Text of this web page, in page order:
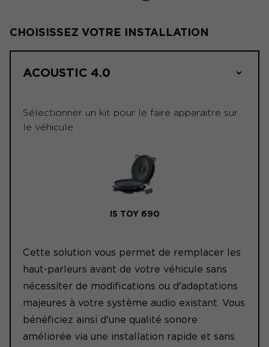
CHOISISSEZ VOTRE INSTALLATION
ACOUSTIC 4.0
Sélectionner un kit pour le faire apparaitre sur
le véhicule
IS TOY 690
Cette solution vous permet de remplacer les
haut-parleurs avant de votre véhicule sans
nécessiter de modifications ou d'adaptations
majeures à votre système audio existant. Vous
bénéficiez ainsi d'une qualité sonore
améliorée via une installation rapide et sans